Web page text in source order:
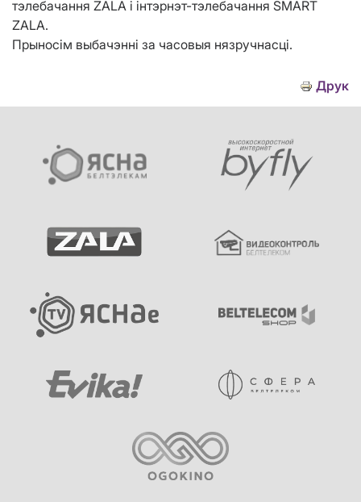
тэлебачання ZALA і інтэрнэт-тэлебачання SMART
ZALA.
Прыносім выбачэнні за часовыя нязручнасці.
Друк